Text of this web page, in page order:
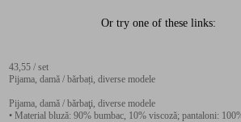
43,55 / set
Pijama, damă / bărbați, diverse modele
Pijama, damă / bărbaţi, diverse modele
• Material bluză: 90% bumbac, 10% viscoză; pantaloni: